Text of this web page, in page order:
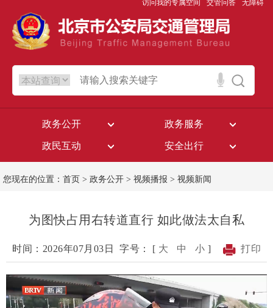
访问我的专属空间 交管问答 无障碍
政务公开 政务服务
政民互动 安全出行
您现在的位置： 首页 > 政务公开 > 视频播报 > 视频新闻
为图快占用右转道直行 如此做法太自私
时间：2026年07月03日 字号： [ 大 中 小 ] 打印